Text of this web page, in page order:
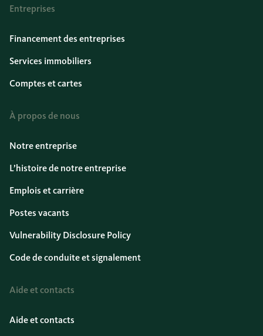
Entreprises
Financement des entreprises
Services immobiliers
Comptes et cartes
À propos de nous
Notre entreprise
L’histoire de notre entreprise
Emplois et carrière
Postes vacants
Vulnerability Disclosure Policy
Code de conduite et signalement
Aide et contacts
Aide et contacts